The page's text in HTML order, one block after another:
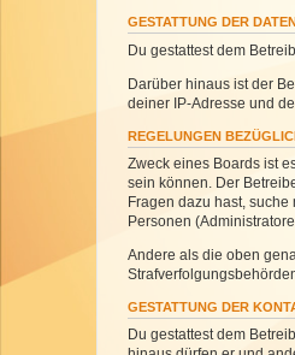
GESTATTUNG DER
Du gestattest dem
Darüber hinaus ist der
deiner IP-Adresse und
REGELUNGEN
Zweck eines Boards ist
sein können. Der
Fragen dazu hast,
Personen
Andere als die oben
GESTATTUNG DER
Du gestattest dem